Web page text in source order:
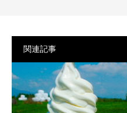
関連記事